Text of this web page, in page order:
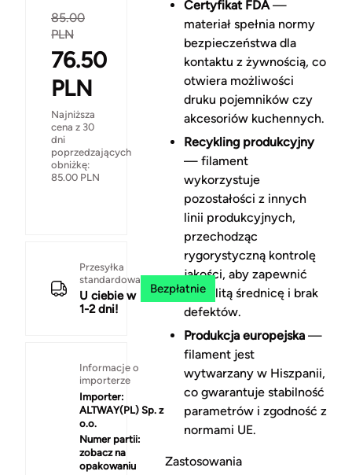
85.00
PLN
76.50
PLN
Najniższa
cena z 30
dni
poprzedzających
obniżkę:
85.00 PLN
Przesyłka
standardowa
U ciebie w
1-2 dni!
Bezpłatnie
Informacje o
importerze
Importer:
ALTWAY(PL) Sp. z
o.o.
Numer partii:
zobacz na
opakowaniu
Certyfikat FDA—
materiał spełnia normy
bezpieczeństwa dla
kontaktu z żywnością, co
otwiera możliwości
druku pojemników czy
akcesoriów kuchennych.
Recykling produkcyjny
— filament
wykorzystuje
pozostałości z innych
linii produkcyjnych,
przechodząc
rygorystyczną kontrolę
jakości, aby zapewnić
jednolitą średnicę i brak
defektów.
Produkcja europejska—
filament jest
wytwarzany w Hiszpanii,
co gwarantuje stabilność
parametrów i zgodność z
normami UE.
Zastosowania